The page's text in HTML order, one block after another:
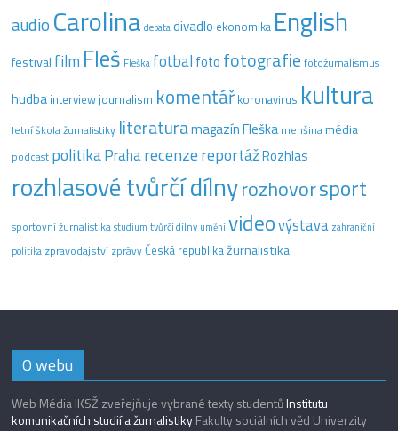
audio Carolina debata divadlo ekonomika English
festival film Fleš Fleška fotbal foto fotografie fotožurnalismus
hudba interview journalism komentář koronavirus kultura
letní škola žurnalistiky literaturamagazín Fleška menšinamédia
podcast politikaPraharecenzereportážRozhlas
rozhlasové tvůrčí dílnyrozhovorsport
sportovní žurnalistika studium tvůrčí dílny uměnívideovýstava zahraniční
politika zpravodajstvízprávyČeská republikažurnalistika
O webu
Web Média IKSŽ zveřejňuje vybrané texty studentůInstitutu
komunikačních studií a žurnalistikyFakulty sociálních věd Univerzity